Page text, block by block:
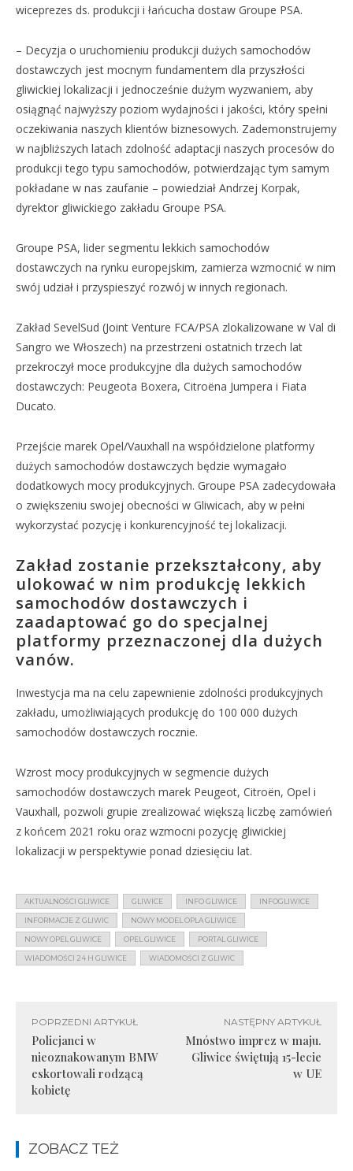
wiceprezes ds. produkcji i łańcucha dostaw Groupe PSA.
– Decyzja o uruchomieniu produkcji dużych samochodów
dostawczych jest mocnym fundamentem dla przyszłości
gliwickiej lokalizacji i jednocześnie dużym wyzwaniem, aby
osiągnąć najwyższy poziom wydajności i jakości, który spełni
oczekiwania naszych klientów biznesowych. Zademonstrujemy
w najbliższych latach zdolność adaptacji naszych procesów do
produkcji tego typu samochodów, potwierdzając tym samym
pokładane w nas zaufanie – powiedział Andrzej Korpak,
dyrektor gliwickiego zakładu Groupe PSA.
Groupe PSA, lider segmentu lekkich samochodów
dostawczych na rynku europejskim, zamierza wzmocnić w nim
swój udział i przyspieszyć rozwój w innych regionach.
Zakład SevelSud (Joint Venture FCA/PSA zlokalizowane w Val di
Sangro we Włoszech) na przestrzeni ostatnich trzech lat
przekroczył moce produkcyjne dla dużych samochodów
dostawczych: Peugeota Boxera, Citroëna Jumpera i Fiata
Ducato.
Przejście marek Opel/Vauxhall na współdzielone platformy
dużych samochodów dostawczych będzie wymagało
dodatkowych mocy produkcyjnych. Groupe PSA zadecydowała
o zwiększeniu swojej obecności w Gliwicach, aby w pełni
wykorzystać pozycję i konkurencyjność tej lokalizacji.
Zakład zostanie przekształcony, aby
ulokować w nim produkcję lekkich
samochodów dostawczych i
zaadaptować go do specjalnej
platformy przeznaczonej dla dużych
vanów.
Inwestycja ma na celu zapewnienie zdolności produkcyjnych
zakładu, umożliwiających produkcję do 100 000 dużych
samochodów dostawczych rocznie.
Wzrost mocy produkcyjnych w segmencie dużych
samochodów dostawczych marek Peugeot, Citroën, Opel i
Vauxhall, pozwoli grupie zrealizować większą liczbę zamówień
z końcem 2021 roku oraz wzmocni pozycję gliwickiej
lokalizacji w perspektywie ponad dziesięciu lat.
AKTUALNOŚCI GLIWICE GLIWICE INFO GLIWICE INFOGLIWICE
INFORMACJE Z GLIWIC NOWY MODEL OPLA GLIWICE
NOWY OPEL GLIWICE OPEL GLIWICE PORTAL GLIWICE
WIADOMOŚCI 24 H GLIWICE WIADOMOŚCI Z GLIWIC
POPRZEDNI ARTYKUŁ
Policjanci w
nieoznakowanym BMW
eskortowali rodzącą
kobietę
NASTĘPNY ARTYKUŁ
Mnóstwo imprez w maju.
Gliwice świętują 15-lecie
w UE
ZOBACZ TEŻ